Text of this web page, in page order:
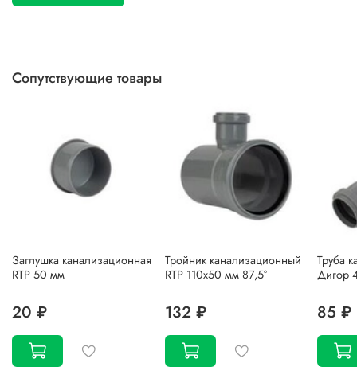
Сопутствующие товары
Заглушка канализационная
RTP 50 мм
20 ₽
Тройник канализационный
RTP 110х50 мм 87,5°
132 ₽
Труба
Дигор
85 ₽